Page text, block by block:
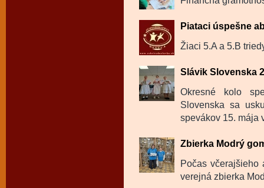
Piataci úspešne
Žiaci 5.A a 5.B
Slávik Slovenska
Okresné kolo
Slovenska sa
spevákov 15. mája
Zbierka Modrý
Počas
verejná zbierka